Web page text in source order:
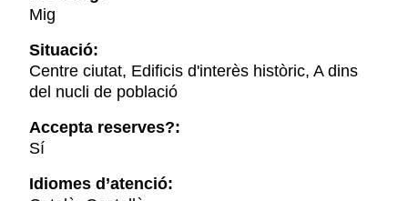
Mig
Situació:
Centre ciutat, Edificis d'interès històric, A dins
del nucli de població
Accepta reserves?:
Sí
Idiomes d’atenció: